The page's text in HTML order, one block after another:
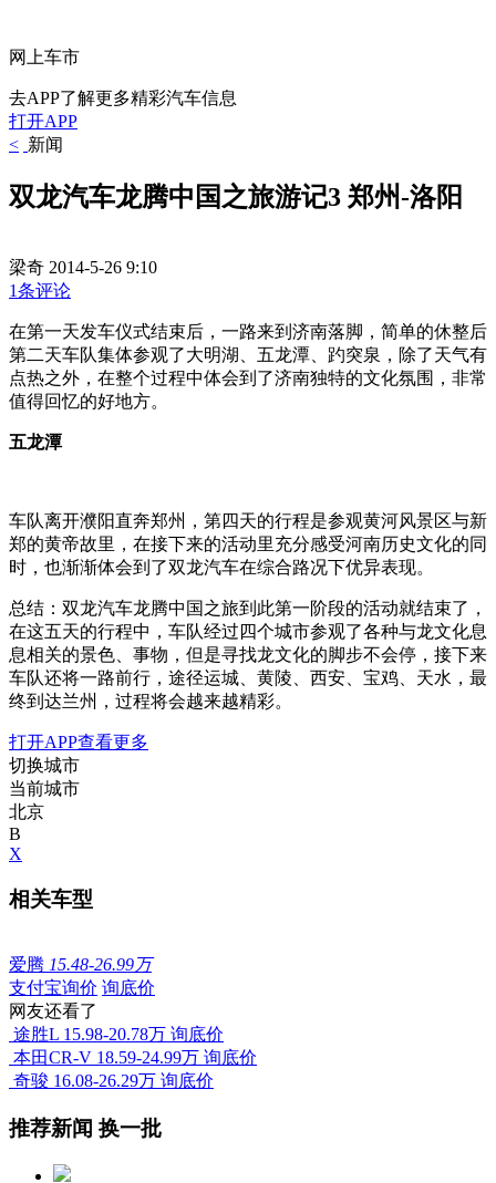
网上车市
去APP了解更多精彩汽车信息
打开APP
< 新闻
双龙汽车龙腾中国之旅游记3 郑州-洛阳
梁奇 2014-5-26 9:10
1条评论
在第一天发车仪式结束后，一路来到济南落脚，简单的休整后
第二天车队集体参观了大明湖、五龙潭、趵突泉，除了天气有
点热之外，在整个过程中体会到了济南独特的文化氛围，非常
值得回忆的好地方。
五龙潭
车队离开濮阳直奔郑州，第四天的行程是参观黄河风景区与新
郑的黄帝故里，在接下来的活动里充分感受河南历史文化的同
时，也渐渐体会到了双龙汽车在综合路况下优异表现。
总结：双龙汽车龙腾中国之旅到此第一阶段的活动就结束了，
在这五天的行程中，车队经过四个城市参观了各种与龙文化息
息相关的景色、事物，但是寻找龙文化的脚步不会停，接下来
车队还将一路前行，途径运城、黄陵、西安、宝鸡、天水，最
终到达兰州，过程将会越来越精彩。
打开APP查看更多
切换城市
当前城市
北京
B
X
相关车型
爱腾 15.48-26.99万
支付宝询价 询底价
网友还看了
途胜L 15.98-20.78万 询底价
本田CR-V 18.59-24.99万 询底价
奇骏 16.08-26.29万 询底价
推荐新闻 换一批